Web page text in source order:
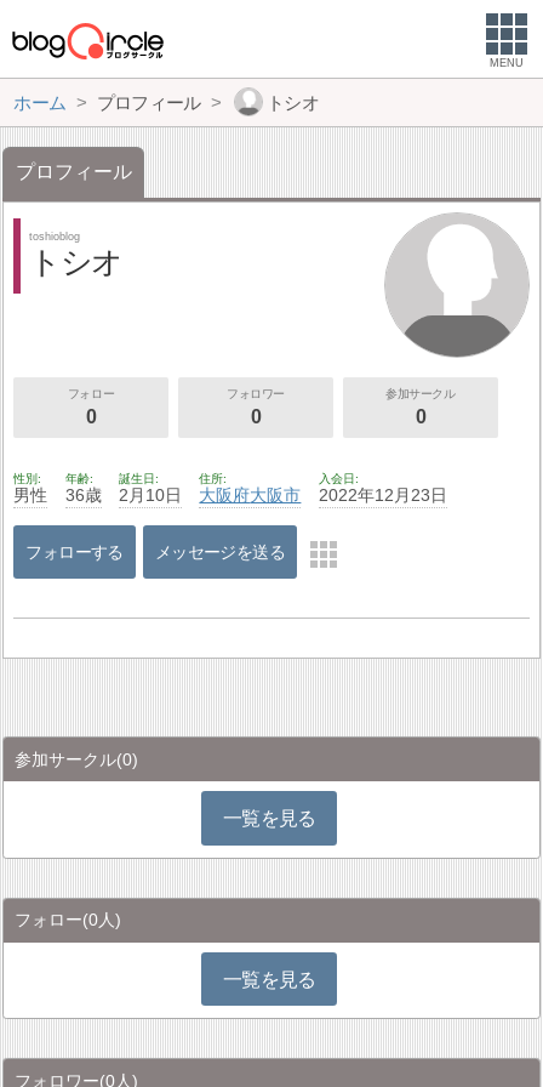
MENU
ホーム プロフィール トシオ
プロフィール
toshioblog
トシオ
フォロー
0
フォロワー
0
参加サークル
0
性別
男性
年齢
36歳
誕生日
2月10日
住所
大阪府大阪市
入会日
2022年12月23日
フォローする メッセージを送る
参加サークル(0)
一覧を見る
フォロー(0人)
一覧を見る
フォロワー(0人)